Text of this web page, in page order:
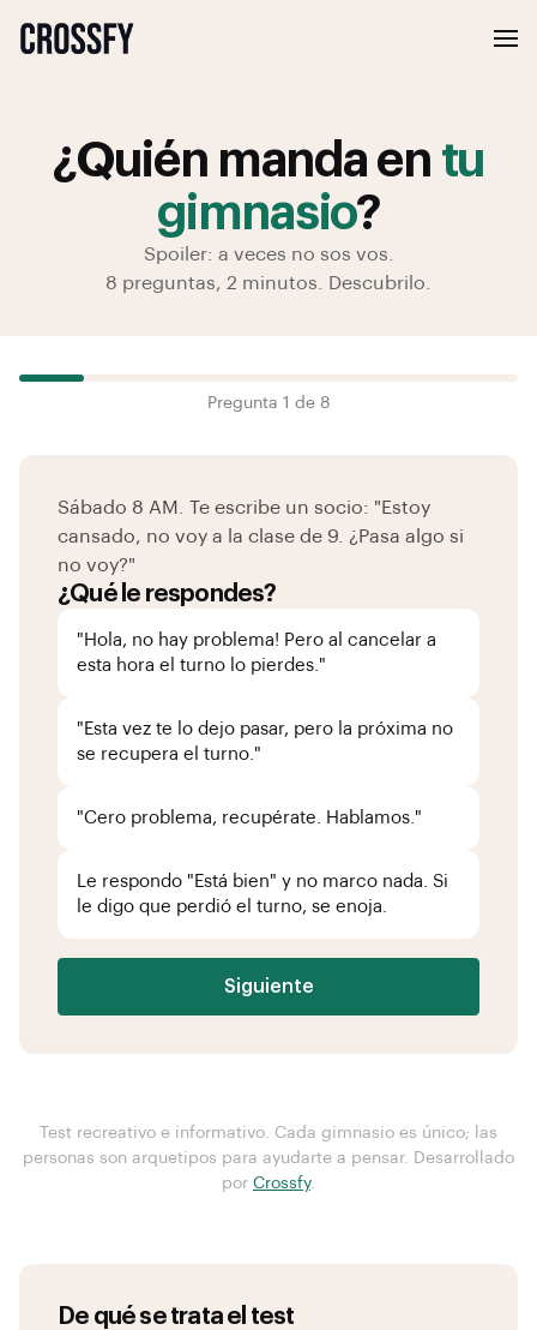
¿Quién manda en tu
gimnasio?
Spoiler: a veces no sos vos.
8 preguntas, 2 minutos. Descubrilo.
Pregunta 1 de 8
Sábado 8 AM. Te escribe un socio: "Estoy
cansado, no voy a la clase de 9. ¿Pasa algo si
no voy?"
¿Qué le respondes?
"Hola, no hay problema! Pero al cancelar a
esta hora el turno lo pierdes."
"Esta vez te lo dejo pasar, pero la próxima no
se recupera el turno."
"Cero problema, recupérate. Hablamos."
Le respondo "Está bien" y no marco nada. Si
le digo que perdió el turno, se enoja.
Siguiente
Test recreativo e informativo. Cada gimnasio es único; las
personas son arquetipos para ayudarte a pensar. Desarrollado
por Crossfy.
De qué se trata el test